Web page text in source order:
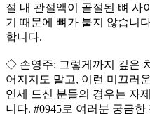
절 내 관절액이 골절된 뼈 사
기 때문에 뼈가 붙지 않습니
합니다.
◇ 손영주: 그렇게까지 깊은
어지지도 말고, 이런 미끄러
연세 드신 분들의 경우는 자
니다. #0945로 여러분 궁금